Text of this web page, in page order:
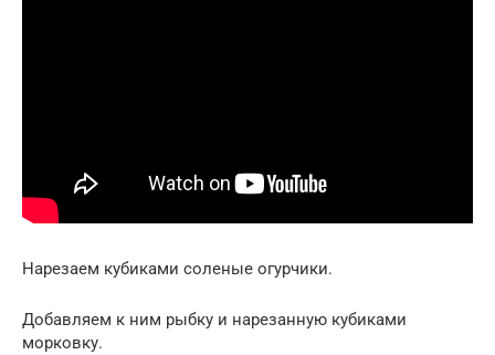
Нарезаем кубиками соленые огурчики.
Добавляем к ним рыбку и нарезанную кубиками
морковку.